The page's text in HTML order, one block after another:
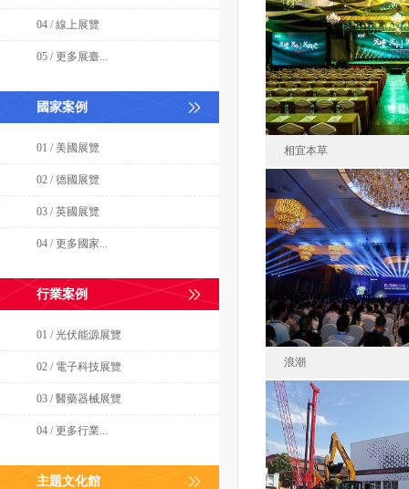
04 / 線上展覽
05 / 更多展臺...
國家案例
01 / 美國展覽
02 / 德國展覽
03 / 英國展覽
04 / 更多國家...
行業案例
01 / 光伏能源展覽
02 / 電子科技展覽
03 / 醫藥器械展覽
04 / 更多行業...
主題文化館
上海市文化創
中國
面積
相宜本草
相宜本
中國
面積
浪潮
浪潮集
中國